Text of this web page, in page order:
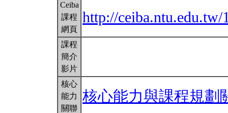
Ceiba
課程
網頁
http://ceiba.ntu.edu.tw/
課程
簡介
影片
核心
能力
關聯
核心能力與課程規劃